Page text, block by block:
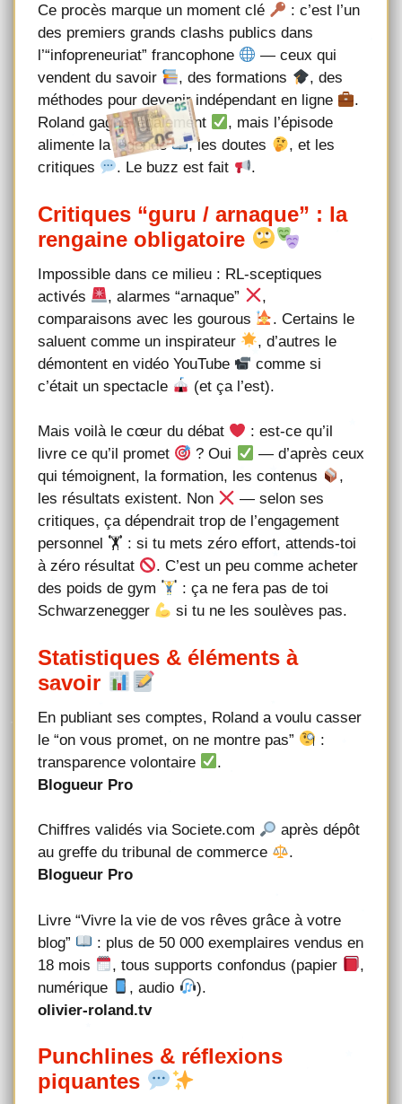
Ce procès marque un moment clé
: c’est l’un
des premiers grands clashs publics dans
l’“infopreneuriat” francophone
— ceux qui
vendent du savoir
, des formations
, des
méthodes pour devenir indépendant en ligne
.
Roland gagne légalement
, mais l’épisode
alimente la légende
, les doutes
, et les
critiques
. Le buzz est fait .
Critiques “guru / arnaque” : la
rengaine obligatoire
Impossible dans ce milieu : RL-sceptiques
activés
, alarmes “arnaque”
,
comparaisons avec les gourous
. Certains le
saluent comme un inspirateur
, d’autres le
démontent en vidéo YouTube
comme si
c’était un spectacle
(et ça l’est).
Mais voilà le cœur du débat
: est-ce qu’il
livre ce qu’il promet
? Oui
— d’après ceux
qui témoignent, la formation, les contenus
,
les résultats existent. Non
— selon ses
critiques, ça dépendrait trop de l’engagement
personnel 🏋 : si tu mets zéro effort, attends-toi
à zéro résultat
. C’est un peu comme acheter
des poids de gym
: ça ne fera pas de toi
Schwarzenegger
si tu ne les soulèves pas.
Statistiques & éléments à
savoir
En publiant ses comptes, Roland a voulu casser
le “on vous promet, on ne montre pas”
:
transparence volontaire
.
Blogueur Pro
Chiffres validés via Societe.com
après dépôt
au greffe du tribunal de commerce
.
Blogueur Pro
Livre “Vivre la vie de vos rêves grâce à votre
blog”
: plus de 50 000 exemplaires vendus en
18 mois
, tous supports confondus (papier
,
numérique
, audio
).
olivier-roland.tv
Punchlines & réflexions
piquantes